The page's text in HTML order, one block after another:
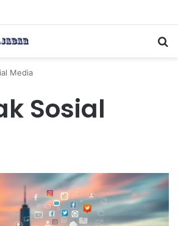
untuk Kesehatan Optimal
Media
Sosial